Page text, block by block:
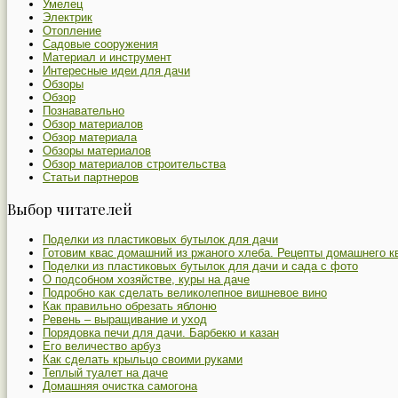
Умелец
Электрик
Отопление
Садовые сооружения
Материал и инструмент
Интересные идеи для дачи
Обзоры
Обзор
Познавательно
Обзор материалов
Обзор материала
Обзоры материалов
Обзор материалов строительства
Статьи партнеров
Выбор читателей
Поделки из пластиковых бутылок для дачи
Готовим квас домашний из ржаного хлеба. Рецепты домашнего
Поделки из пластиковых бутылок для дачи и сада с фото
О подсобном хозяйстве, куры на даче
Подробно как сделать великолепное вишневое вино
Как правильно обрезать яблоню
Ревень – выращивание и уход
Порядовка печи для дачи. Барбекю и казан
Его величество арбуз
Как сделать крыльцо своими руками
Теплый туалет на даче
Домашняя очистка самогона